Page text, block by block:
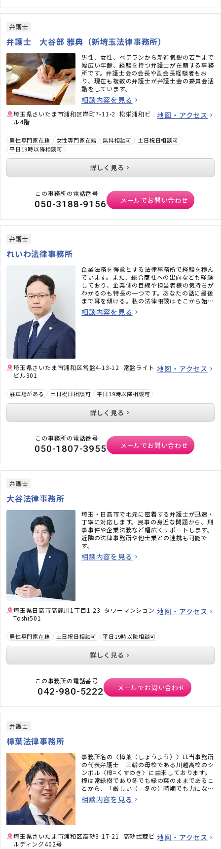
弁護士
弁護士 大谷部 雅典（新埼玉法律事務所）
男性、女性、ベテランから新進気鋭の若手まで
幅広い年齢、経験を持つ弁護士が在籍する事務
所です。弁護士会の会長や副会長経験者もお
り、現在も複数の弁護士が弁護士会の委員会活
動をしています。
相談内容を見る
埼玉県さいたま市浦和区岸町7-11-2 松栄浦和ビ
ル4階
地図・アクセス
男性専門家在籍 女性専門家在籍 無料相談可
土日祝日相談可
平日19時以降相談可
詳しく見る
この事務所の電話番号
050-3188-9156 メールでお問い合わせ
弁護士
れいわ法律事務所
企業法務を得意とする法律事務所で経験を積ん
でいます。また、総合商社への出向なども経験
しており、企業側の目線や担当者様の気持ちが
わかるのも特長の一つです。あなたの話に最後
まで耳を傾ける。私の法律相談はそこから始ま
ります。まずは、あなたの話を聞かせてくださ
い。
相談内容を見る
埼玉県さいたま市浦和区常盤4-13-12 常盤ライト
ビル301
地図・アクセス
駐車場がある 土日祝日相談可 平日19時以降相談可
詳しく見る
この事務所の電話番号
050-1807-3955 メールでお問い合わせ
弁護士
大谷法律事務所
埼玉・日高市で地元に密着する弁護士が迅速・
丁寧に対応します。民事の身近な問題から、刑
事事件や企業法務など幅広くサポートします。
近隣の法律事務所や他士業との連携も可能で
す。
相談内容を見る
埼玉県日高市高麗川1丁目1-23 タワーマンション
Toshi501
地図・アクセス
男性専門家在籍 土日祝日相談可 平日19時以降相談可
詳しく見る
この事務所の電話番号
042-980-5222 メールでお問い合わせ
弁護士
樟葉法律事務所
事務所名の〈樟葉（しょうよう）〉は当事務所
の代表弁護士 三輪の母校である川越高校のシ
ンボル〈樟=くすのき〉に由来しております。
樟は常緑樹であり冬でも緑の葉のままであるこ
とから、「厳しい（＝冬の）時期でも力になれ
る弁護士でありたい」という思いが込められて
います。いつでも気軽に相談できる、皆様と距
相談内容を見る
埼玉県さいたま市浦和区高砂3-17-21 高砂武蔵ビ
ルディング402号
地図・アクセス